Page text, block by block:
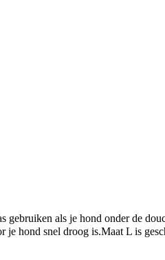
gebruiken als je hond onder de
je hond snel droog is.Maat L is